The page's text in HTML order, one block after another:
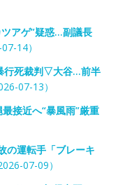
アゲ”疑惑…副議長
14）
死裁判▽大谷…前半
07-13）
接近へ“暴風雨”厳重
の運転手「ブレーキ
07-09）